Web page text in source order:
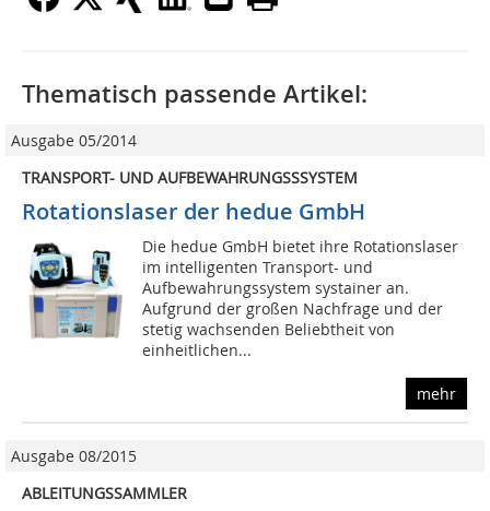
Thematisch passende Artikel:
Ausgabe 05/2014
TRANSPORT- UND AUFBEWAHRUNGSSSYSTEM
Rotationslaser der hedue GmbH
Die hedue GmbH bietet ihre Rotationslaser
im intelligenten Transport- und
Aufbewahrungssystem systainer an.
Aufgrund der großen Nachfrage und der
stetig wachsenden Beliebtheit von
einheitlichen...
mehr
Ausgabe 08/2015
ABLEITUNGSSAMMLER